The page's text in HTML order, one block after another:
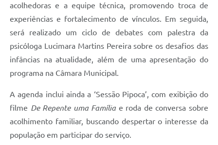
Agenda
Contato
acolhedoras e a equipe técnica, promovendo troca de
experiências e fortalecimento de vínculos. Em seguida,
será realizado um ciclo de debates com palestra da
psicóloga Lucimara Martins Pereira sobre os desafios das
infâncias na atualidade, além de uma apresentação do
programa na Câmara Municipal.
A agenda inclui ainda a ‘Sessão Pipoca’, com exibição do
filme De Repente uma Famíliae roda de conversa sobre
acolhimento familiar, buscando despertar o interesse da
população em participar do serviço.